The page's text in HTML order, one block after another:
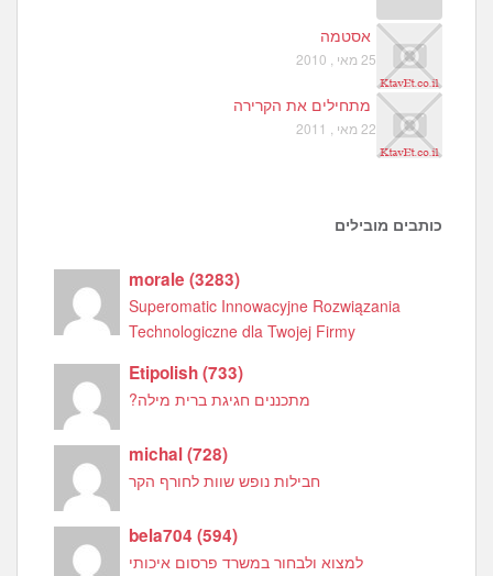
אסטמה
25 מאי , 2010
מתחילים את הקרירה
22 מאי , 2011
כותבים מובילים
morale(3283)
Superomatic Innowacyjne Rozwiązania
Technologiczne dla Twojej Firmy
Etipolish(733)
מתכננים חגיגת ברית מילה?
michal(728)
חבילות נופש שוות לחורף הקר
bela704(594)
למצוא ולבחור במשרד פרסום איכותי